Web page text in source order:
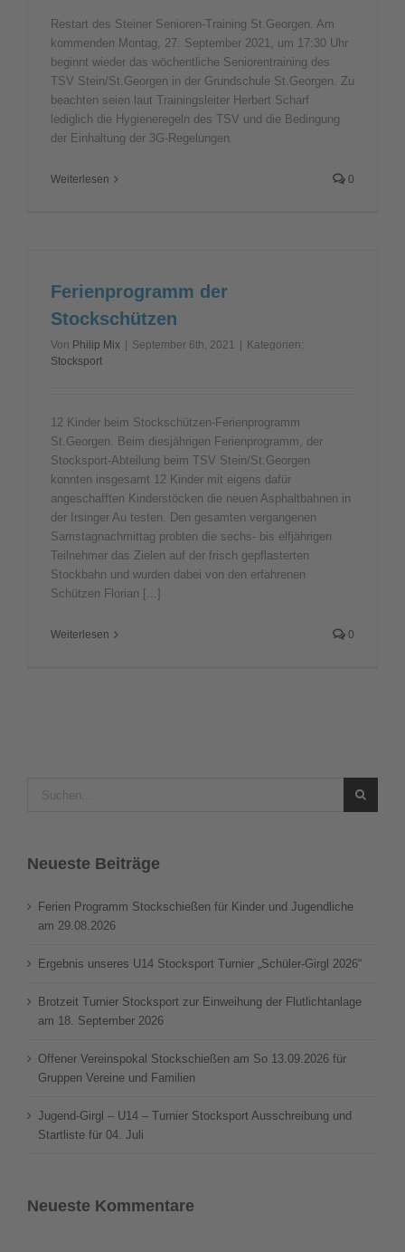
Restart des Steiner Senioren-Training St.Georgen. Am
kommenden Montag, 27. September 2021, um 17:30 Uhr
beginnt wieder das wöchentliche Seniorentraining des
TSV Stein/St.Georgen in der Grundschule St.Georgen. Zu
beachten seien laut Trainingsleiter Herbert Scharf
lediglich die Hygieneregeln des TSV und die Bedingung
der Einhaltung der 3G-Regelungen.
Weiterlesen 0
Ferienprogramm der
Stockschützen
Von Philip Mix September 6th, 2021
Kategorien:
Stocksport
12 Kinder beim Stockschützen-Ferienprogramm
St.Georgen. Beim diesjährigen Ferienprogramm, der
Stocksport-Abteilung beim TSV Stein/St.Georgen
konnten insgesamt 12 Kinder mit eigens dafür
angeschafften Kinderstöcken die neuen Asphaltbahnen in
der Irsinger Au testen. Den gesamten vergangenen
Samstagnachmittag probten die sechs- bis elfjährigen
Teilnehmer das Zielen auf der frisch gepflasterten
Stockbahn und wurden dabei von den erfahrenen
Schützen Florian [...]
Weiterlesen 0
Neueste Beiträge
Ferien Programm Stockschießen für Kinder und Jugendliche
am 29.08.2026
Ergebnis unseres U14 Stocksport Turnier „Schüler-Girgl 2026“
Brotzeit Turnier Stocksport zur Einweihung der Flutlichtanlage
am 18. September 2026
Offener Vereinspokal Stockschießen am So 13.09.2026 für
Gruppen Vereine und Familien
Jugend-Girgl – U14 – Turnier Stocksport Ausschreibung und
Startliste für 04. Juli
Neueste Kommentare